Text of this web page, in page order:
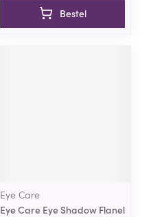
Bestel
Eye Care
Eye Care Eye Shadow Flanel